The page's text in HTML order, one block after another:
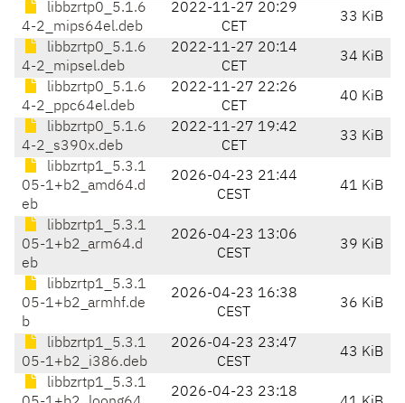
libbzrtp0_5.1.6
4-2_mips64el.deb
2022-11-27 20:29
CET
33 KiB
libbzrtp0_5.1.6
4-2_mipsel.deb
2022-11-27 20:14
CET
34 KiB
libbzrtp0_5.1.6
4-2_ppc64el.deb
2022-11-27 22:26
CET
40 KiB
libbzrtp0_5.1.6
4-2_s390x.deb
2022-11-27 19:42
CET
33 KiB
libbzrtp1_5.3.1
05-1+b2_amd64.d
eb
2026-04-23 21:44
CEST
41 KiB
libbzrtp1_5.3.1
05-1+b2_arm64.d
eb
2026-04-23 13:06
CEST
39 KiB
libbzrtp1_5.3.1
05-1+b2_armhf.de
b
2026-04-23 16:38
CEST
36 KiB
libbzrtp1_5.3.1
05-1+b2_i386.deb
2026-04-23 23:47
CEST
43 KiB
libbzrtp1_5.3.1
2026-04-23 23:18